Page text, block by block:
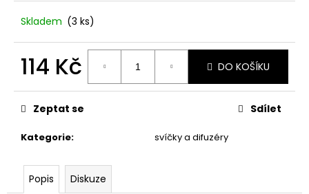
Skladem (3 ks)
114 Kč DO KOŠÍKU
Kategorie: svíčky a difuzéry
Zeptat se Sdílet
Popis Diskuze
e
m
e
STABILIZOVANÁ
KVĚTINA,
VĚČNÁ
RŮŽE
ANDĚL
398